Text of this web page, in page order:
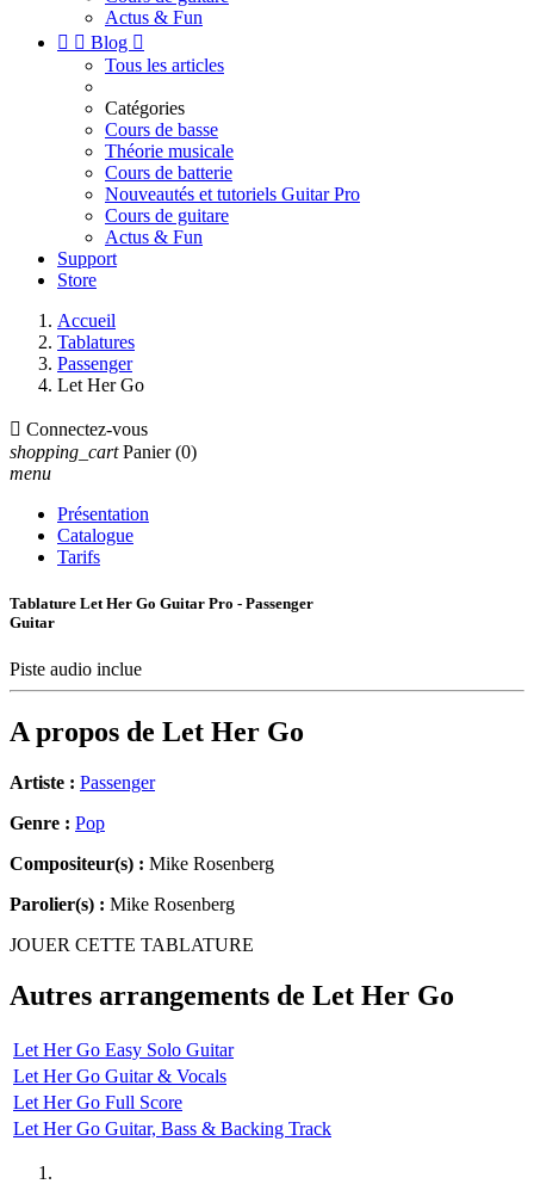
Actus & Fun
  Blog 
Tous les articles
Catégories
Cours de basse
Théorie musicale
Cours de batterie
Nouveautés et tutoriels Guitar Pro
Cours de guitare
Actus & Fun
Support
Store
Accueil
Tablatures
Passenger
Let Her Go
 Connectez-vous
shopping_cart Panier (0)
menu
Présentation
Catalogue
Tarifs
Tablature Let Her Go Guitar Pro - Passenger
Guitar
Piste audio inclue
A propos de Let Her Go
Artiste : Passenger
Genre : Pop
Compositeur(s) : Mike Rosenberg
Parolier(s) : Mike Rosenberg
JOUER CETTE TABLATURE
Autres arrangements de Let Her Go
Let Her Go Easy Solo Guitar
Let Her Go Guitar & Vocals
Let Her Go Full Score
Let Her Go Guitar, Bass & Backing Track